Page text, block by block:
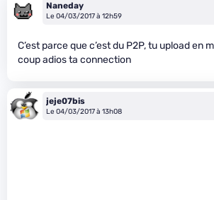
Naneday
Le 04/03/2017 à 12h59
C’est parce que c’est du P2P, tu upload en
coup adios ta connection
jeje07bis
Le 04/03/2017 à 13h08